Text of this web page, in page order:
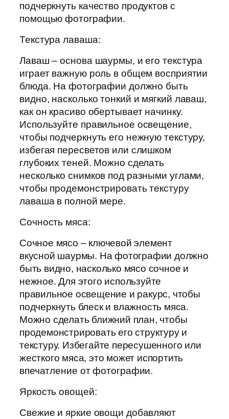
подчеркнуть качество продуктов с
помощью фотографии.
Текстура лаваша:
Лаваш – основа шаурмы, и его текстура
играет важную роль в общем восприятии
блюда. На фотографии должно быть
видно, насколько тонкий и мягкий лаваш,
как он красиво обертывает начинку.
Используйте правильное освещение,
чтобы подчеркнуть его нежную текстуру,
избегая пересветов или слишком
глубоких теней. Можно сделать
несколько снимков под разными углами,
чтобы продемонстрировать текстуру
лаваша в полной мере.
Сочность мяса:
Сочное мясо – ключевой элемент
вкусной шаурмы. На фотографии должно
быть видно, насколько мясо сочное и
нежное. Для этого используйте
правильное освещение и ракурс, чтобы
подчеркнуть блеск и влажность мяса.
Можно сделать ближний план, чтобы
продемонстрировать его структуру и
текстуру. Избегайте пересушенного или
жесткого мяса, это может испортить
впечатление от фотографии.
Яркость овощей:
Свежие и яркие овощи добавляют